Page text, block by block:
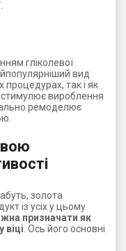
гліколевої
вид
так і як
стимулює вироблення
ремоделює
золота
із усіх у цьому
призначати як
. Ось його основні